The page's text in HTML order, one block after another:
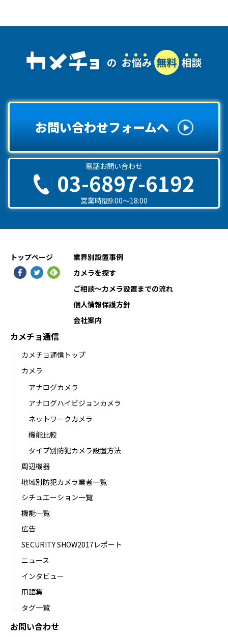
お問い合わせフォームへ
電話お問い合わせ
03-6897-6192
営業時間9:00〜18:00
トップページ
業界別設置事例
カメラを探す
ご相談〜カメラ設置までの流れ
個人情報保護方針
会社案内
カメチョ通信
カメチョ通信トップ
カメラ
アナログカメラ
アナログハイビジョンカメラ
ネットワークカメラ
機能比較
タイプ別防犯カメラ設置方法
周辺機器
地域別防犯カメラ業者一覧
シチュエーション一覧
機能一覧
広告
SECURITY SHOW2017レポート
ニュース
インタビュー
用語集
タグ一覧
お問い合わせ